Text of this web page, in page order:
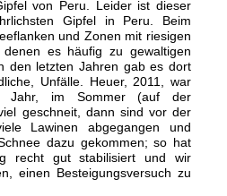
von Peru. Leider ist dieser
Gipfel in Peru. Beim
und Zonen mit riesigen
es häufig zu gewaltigen
den letzten Jahren gab es dort
Unfälle. Heuer, 2011, war
Jahr, im Sommer (auf der
geschneit, dann sind vor der
Lawinen abgegangen und
dazu gekommen; so hat
recht gut stabilisiert und wir
einen Besteigungsversuch zu